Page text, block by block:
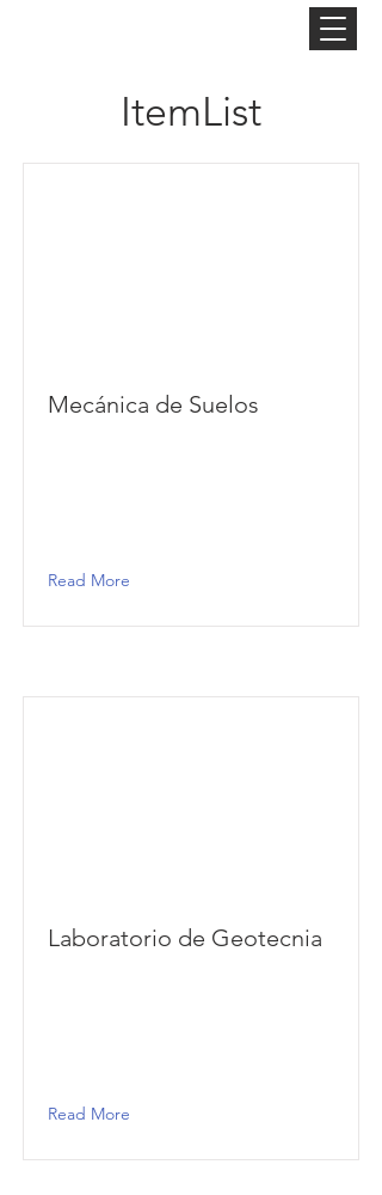
ItemList
Mecánica de Suelos
Read More
Laboratorio de Geotecnia
Read More